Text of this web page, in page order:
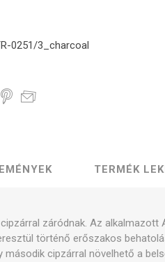
0251/3_charcoal
TERMÉK
záródnak. Az
történő erőszakos
cipzárral növelhető a